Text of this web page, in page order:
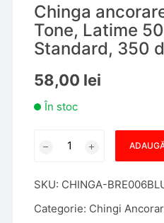
Chinga
Tone, Latime
Standard, 350
58,00 lei
În stoc
marfa
10m,
SKU: CHINGA-
Categorie: Chingi